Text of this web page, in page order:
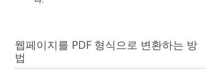
웹페이지를 PDF 형식으로 변환하는 방
법